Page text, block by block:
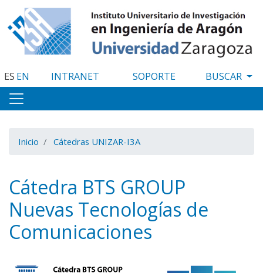
al
contenido
principal
ES EN INTRANET SOPORTE
Inicio Cátedras UNIZAR-I3A
Cátedra BTS GROUP
Nuevas Tecnologías de
Comunicaciones